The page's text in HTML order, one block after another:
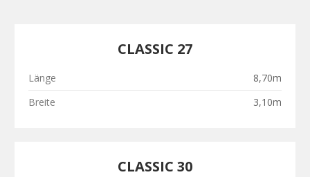
CLASSIC 27
Länge
8,70m
Breite
3,10m
CLASSIC 30